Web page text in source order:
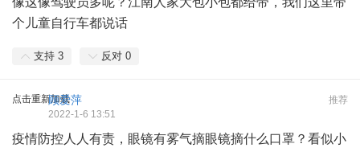
个儿童自行车都说话
支持 3 反对 0
点击重新加载 推荐
顾爱萍
2022-1-6 13:51
疫情防控人人有责，眼镜有雾气摘眼镜摘什么口罩？看似小